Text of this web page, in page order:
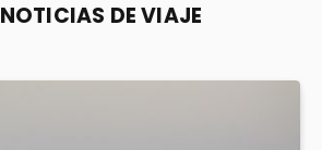
NOTICIAS DE VIAJE